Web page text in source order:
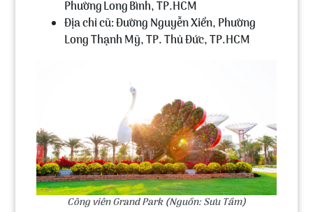
Phường Long Bình, TP.HCM
Địa chỉ cũ: Đường Nguyễn Xiển, Phường
Long Thạnh Mỹ, TP. Thủ Đức, TP.HCM
Công viên Grand Park (Nguồn: Sưu Tầm)